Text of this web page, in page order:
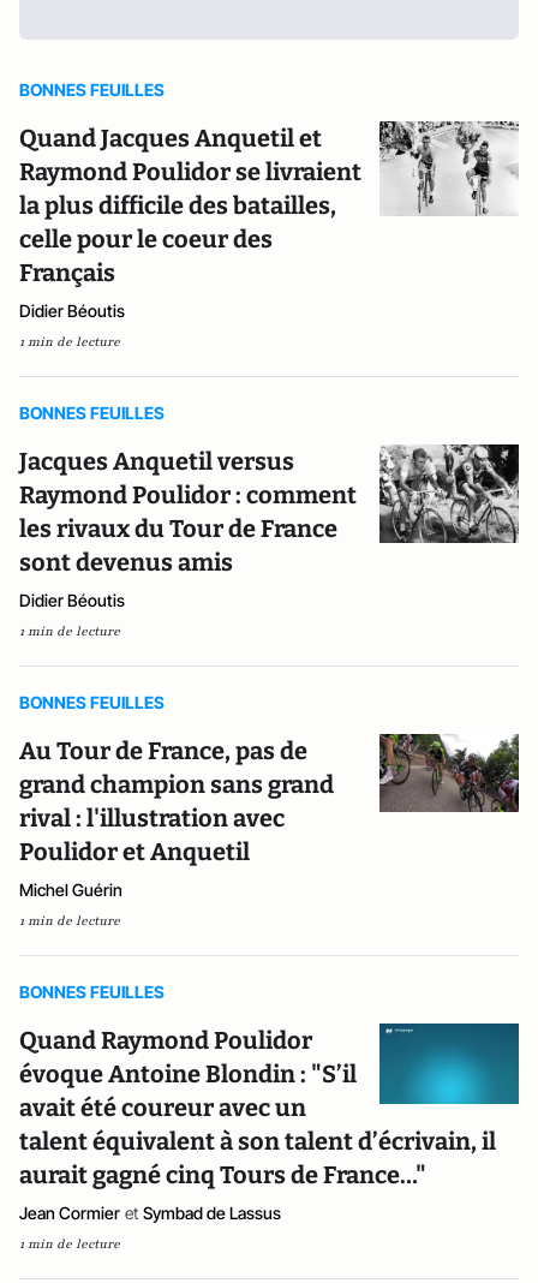
BONNES FEUILLES
Quand Jacques Anquetil et
Raymond Poulidor se livraient
la plus difficile des batailles,
celle pour le coeur des
Français
Didier Béoutis
1 min de lecture
BONNES FEUILLES
Jacques Anquetil versus
Raymond Poulidor : comment
les rivaux du Tour de France
sont devenus amis
Didier Béoutis
1 min de lecture
BONNES FEUILLES
Au Tour de France, pas de
grand champion sans grand
rival : l'illustration avec
Poulidor et Anquetil
Michel Guérin
1 min de lecture
BONNES FEUILLES
Quand Raymond Poulidor
évoque Antoine Blondin : "S’il
avait été coureur avec un
talent équivalent à son talent d’écrivain, il
aurait gagné cinq Tours de France…"
Jean Cormier et Symbad de Lassus
1 min de lecture